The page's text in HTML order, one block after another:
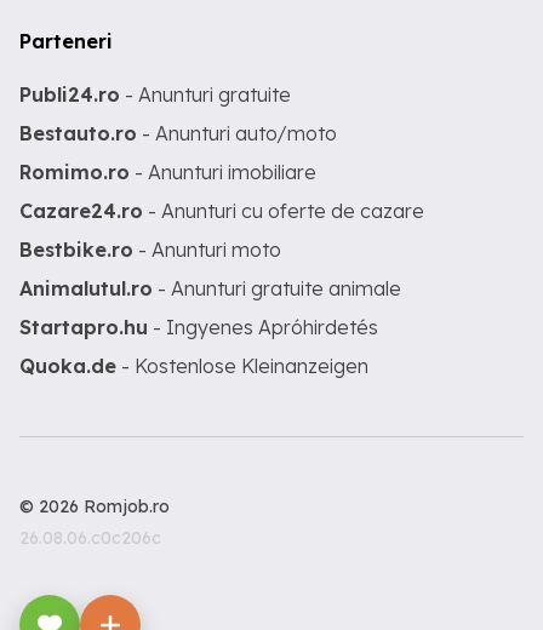
Parteneri
Publi24.ro - Anunturi gratuite
Bestauto.ro - Anunturi auto/moto
Romimo.ro - Anunturi imobiliare
Cazare24.ro - Anunturi cu oferte de cazare
Bestbike.ro - Anunturi moto
Animalutul.ro - Anunturi gratuite animale
Startapro.hu - Ingyenes Apróhirdetés
Quoka.de - Kostenlose Kleinanzeigen
© 2026 Romjob.ro
26.08.06.c0c206c